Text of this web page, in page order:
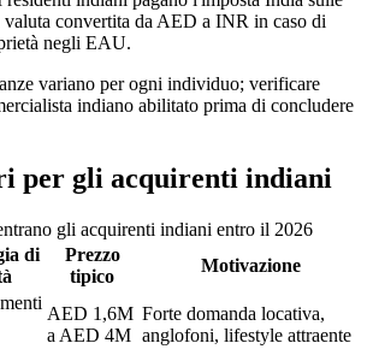
valuta convertita da AED a INR in caso di
negli EAU.
variano per ogni individuo; verificare
indiano abilitato prima di concludere
per gli acquirenti indiani
gli acquirenti indiani entro il 2026
di
Prezzo
tipico
Motivazione
AED 1,6M
a AED 4M
Forte domanda locativa,
anglofoni, lifestyle attraente